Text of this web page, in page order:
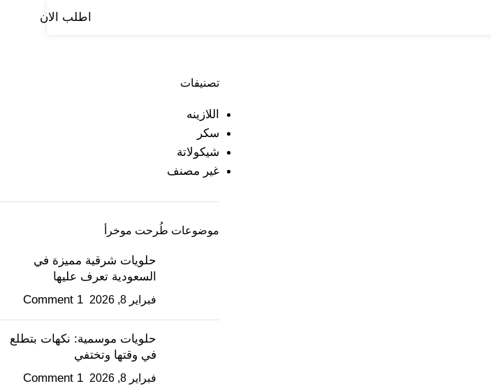
اطلب الان
تصنيفات
اللازينه
سكر
شيكولاتة
غير مصنف
موضوعات طُرحت موخرأ
حلويات شرقية مميزة في
السعودية تعرف عليها
فبراير 8, 2026 1 Comment
حلويات موسمية: نكهات بتطلع
في وقتها وتختفي
فبراير 8, 2026 1 Comment